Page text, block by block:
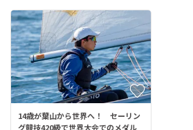
14歳が葉山から世界へ！ セーリン
グ競技420級で世界大会でのメダル